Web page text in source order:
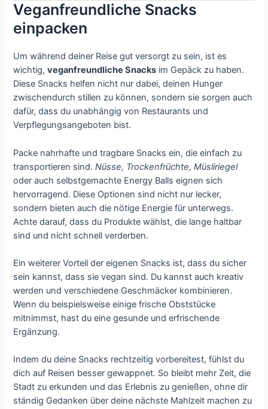
Veganfreundliche Snacks
einpacken
Um während deiner Reise gut versorgt zu sein, ist es
wichtig,veganfreundliche Snacks im Gepäck zu haben.
Diese Snacks helfen nicht nur dabei, deinen Hunger
zwischendurch stillen zu können, sondern sie sorgen auch
dafür, dass du unabhängig von Restaurants und
Verpflegungsangeboten bist.
Packe nahrhafte und tragbare Snacks ein, die einfach zu
transportieren sind.Nüsse, Trockenfrüchte, Müsliriegel
oder auch selbstgemachte Energy Balls eignen sich
hervorragend. Diese Optionen sind nicht nur lecker,
sondern bieten auch die nötige Energie für unterwegs.
Achte darauf, dass du Produkte wählst, die lange haltbar
sind und nicht schnell verderben.
Ein weiterer Vorteil der eigenen Snacks ist, dass du sicher
sein kannst, dass sie vegan sind. Du kannst auch kreativ
werden und verschiedene Geschmäcker kombinieren.
Wenn du beispielsweise einige frische Obststücke
mitnimmst, hast du eine gesunde und erfrischende
Ergänzung.
Indem du deine Snacks rechtzeitig vorbereitest, fühlst du
dich auf Reisen besser gewappnet. So bleibt mehr Zeit, die
Stadt zu erkunden und das Erlebnis zu genießen, ohne dir
ständig Gedanken über deine nächste Mahlzeit machen zu